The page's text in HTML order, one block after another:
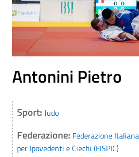
Antonini Pietro
Sport: Judo
Federazione: Federazione
per Ipovedenti e Ciechi (FISPIC)